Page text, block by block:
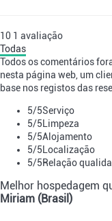
10 1 avaliação
Todas
Todos os comentários
nesta página web, um
base nos registos das
5/5Serviço
5/5 Limpeza
5/5Alojamento
5/5 Localização
5/5Relação
Melhor hospedagem
Miriam (Brasil)